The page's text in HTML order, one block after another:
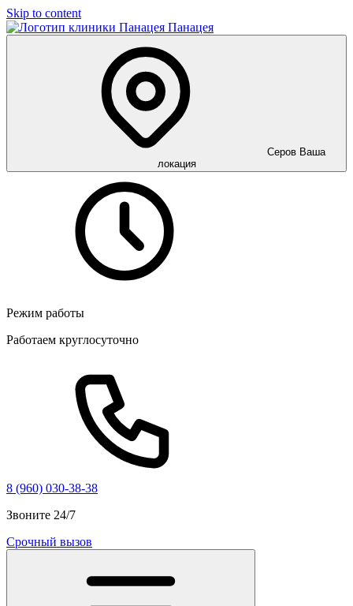
Skip to content
Панацея
Серов Ваша
локация
Режим работы
Работаем круглосуточно
8 (960) 030-38-38
Звоните 24/7
Срочный вызов